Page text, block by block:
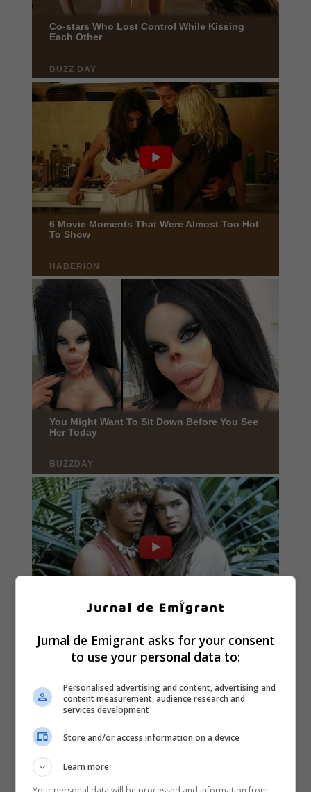
Jurnal de Emigrant asks for your consent
to use your personal data to:
Personalised advertising and content, advertising and
content measurement, audience research and
services development
Store and/or access information on a device
Learn more